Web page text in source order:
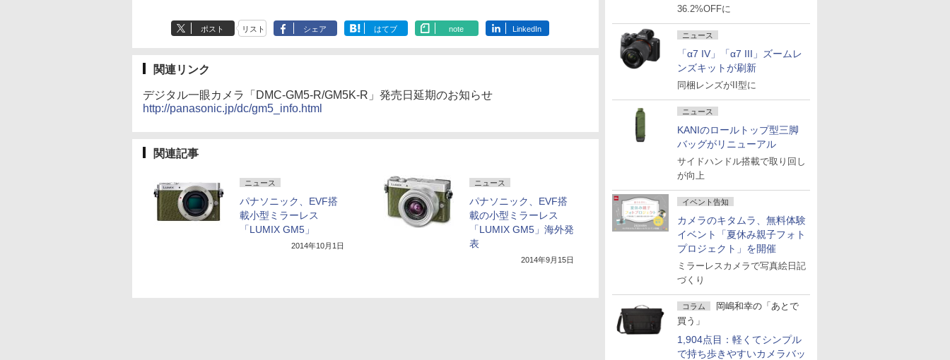
36.2%OFFに
ニュース
「α7 IV」「α7 III」ズームレ
ンズキットが刷新
同梱レンズがII型に
ニュース
KANIのロールトップ型三脚
バッグがリニューアル
サイドハンドル搭載で取り回し
が向上
イベント告知
カメラのキタムラ、無料体験
イベント「夏休み親子フォト
プロジェクト」を開催
ミラーレスカメラで写真絵日記
づくり
コラム
岡嶋和幸の「あとで
買う」
1,904点目：軽くてシンプル
で持ち歩きやすいカメラバッ
ポスト リスト シェア はてブ note LinkedIn
関連リンク
デジタル一眼カメラ「DMC-GM5-R/GM5K-R」発売日延期のお知らせ
http://panasonic.jp/dc/gm5_info.html
関連記事
ニュース
パナソニック、EVF搭
載小型ミラーレス
「LUMIX GM5」
2014年10月1日
ニュース
パナソニック、EVF搭
載の小型ミラーレス
「LUMIX GM5」海外発
表
2014年9月15日